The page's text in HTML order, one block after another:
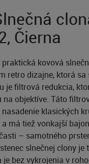
Čierna
kovová
retro dizajne, ktorá sa
je filtrová redukcia,
na objektíve. Táto
klasických
má tiež vonkajší
– samotného
slnečnej clony je
bez vykrojenia v